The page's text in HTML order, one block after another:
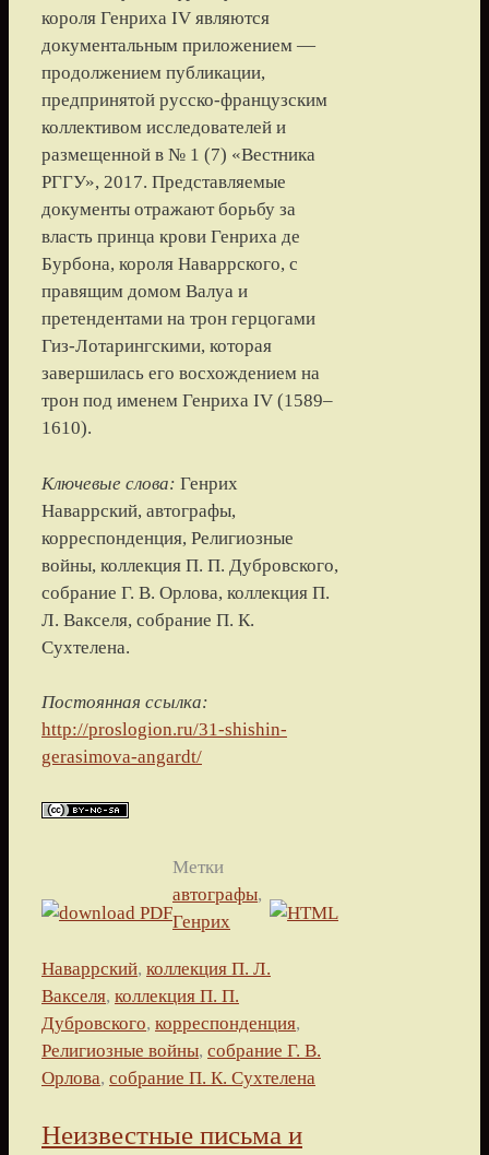
короля Генриха IV являются
документальным приложением —
продолжением публикации,
предпринятой русско-французским
коллективом исследователей и
размещенной в № 1 (7) «Вестника
РГГУ», 2017. Представляемые
документы отражают борьбу за
власть принца крови Генриха де
Бурбона, короля Наваррского, с
правящим домом Валуа и
претендентами на трон герцогами
Гиз-Лотарингскими, которая
завершилась его восхождением на
трон под именем Генриха IV (1589–
1610).
Ключевые слова: Генрих
Наваррский, автографы,
корреспонденция, Религиозные
войны, коллекция П. П. Дубровского,
собрание Г. В. Орлова, коллекция П.
Л. Вакселя, собрание П. К.
Сухтелена.
Постоянная ссылка:
http://proslogion.ru/31-shishin-
gerasimova-angardt/
Метки
автографы,
Генрих
Наваррский, коллекция П. Л.
Вакселя, коллекция П. П.
Дубровского, корреспонденция,
Религиозные войны, собрание Г. В.
Орлова, собрание П. К. Сухтелена
Неизвестные письма и